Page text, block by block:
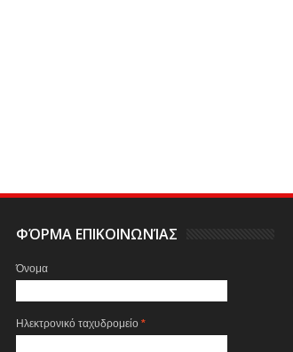
ΦΌΡΜΑ ΕΠΙΚΟΙΝΩΝΊΑΣ
Όνομα
Ηλεκτρονικό ταχυδρομείο*